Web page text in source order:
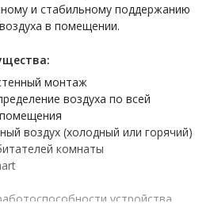
и стабильному поддержанию
в помещении.
монтаж
воздуха по всей
воздух (холодный или горячий)
комнаты
устройства